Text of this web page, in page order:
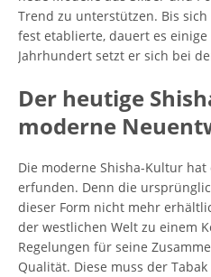
Trend zu unterstützen. Bis
fest etablierte, dauert es einige
Jahrhundert setzt er sich bei
Der heutige
moderne
Die moderne Shisha-Kultur hat
erfunden. Denn die
dieser Form nicht mehr
der westlichen Welt zu einem
Regelungen für seine
Qualität. Diese muss der